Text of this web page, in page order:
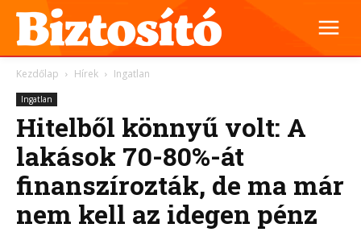
Kezdőlap Hírek Ingatlan
Ingatlan
Hitelből könnyű volt: A
lakások 70-80%-át
finanszírozták, de ma már
nem kell az idegen pénz